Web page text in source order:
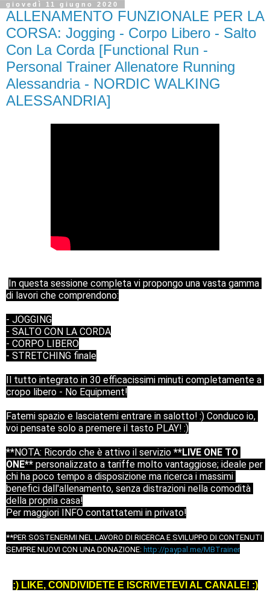
giovedì 11 giugno 2020
ALLENAMENTO FUNZIONALE PER LA
CORSA: Jogging - Corpo Libero - Salto
Con La Corda [Functional Run -
Personal Trainer Allenatore Running
Alessandria - NORDIC WALKING
ALESSANDRIA]
In questa sessione completa vi propongo una vasta gamma
di lavori che comprendono:
- JOGGING
- SALTO CON LA CORDA
- CORPO LIBERO
- STRETCHING finale
Il tutto integrato in 30 efficacissimi minuti completamente a
cropo libero - No Equipment!
Fatemi spazio e lasciatemi entrare in salotto! :) Conduco io,
voi pensate solo a premere il tasto PLAY! :)
**NOTA: Ricordo che è attivo il servizio **LIVE ONE TO
ONE** personalizzato a tariffe molto vantaggiose; ideale per
chi ha poco tempo a disposizione ma ricerca i massimi
benefici dall'allenamento, senza distrazioni nella comodità
della propria casa!
Per maggiori INFO contattatemi in privato!
**PER SOSTENERMI NEL LAVORO DI RICERCA E SVILUPPO DI CONTENUTI
SEMPRE NUOVI CON UNA DONAZIONE: http://paypal.me/MBTrainer
:) LIKE, CONDIVIDETE E ISCRIVETEVI AL CANALE! :)